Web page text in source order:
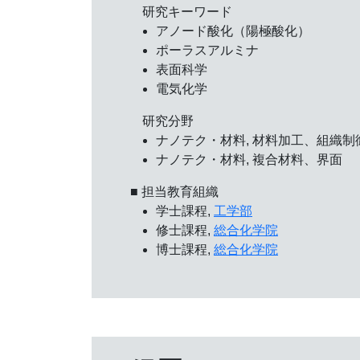
研究キーワード
アノード酸化（陽極酸化）
ポーラスアルミナ
表面科学
電気化学
研究分野
ナノテク・材料, 材料加工、組織制
ナノテク・材料, 複合材料、界面
■ 担当教育組織
学士課程, 工学部
修士課程, 総合化学院
博士課程, 総合化学院